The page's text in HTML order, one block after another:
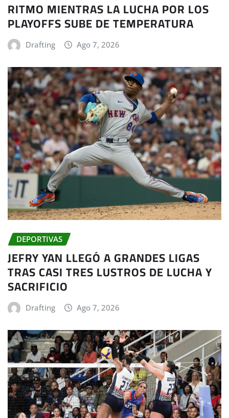
RITMO MIENTRAS LA LUCHA POR LOS
PLAYOFFS SUBE DE TEMPERATURA
Drafting Ago 7, 2026
DEPORTIVAS
JEFRY YAN LLEGÓ A GRANDES LIGAS
TRAS CASI TRES LUSTROS DE LUCHA Y
SACRIFICIO
Drafting Ago 7, 2026